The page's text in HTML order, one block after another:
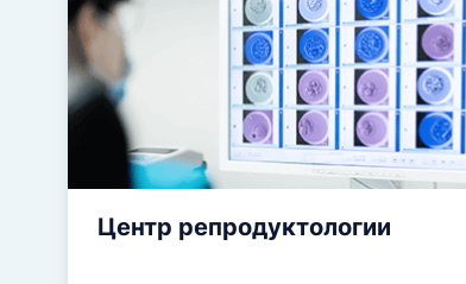
Услуги, финансируемые
государством
Лица, освобожденные от
пациентских взносов
Центр репродуктологии